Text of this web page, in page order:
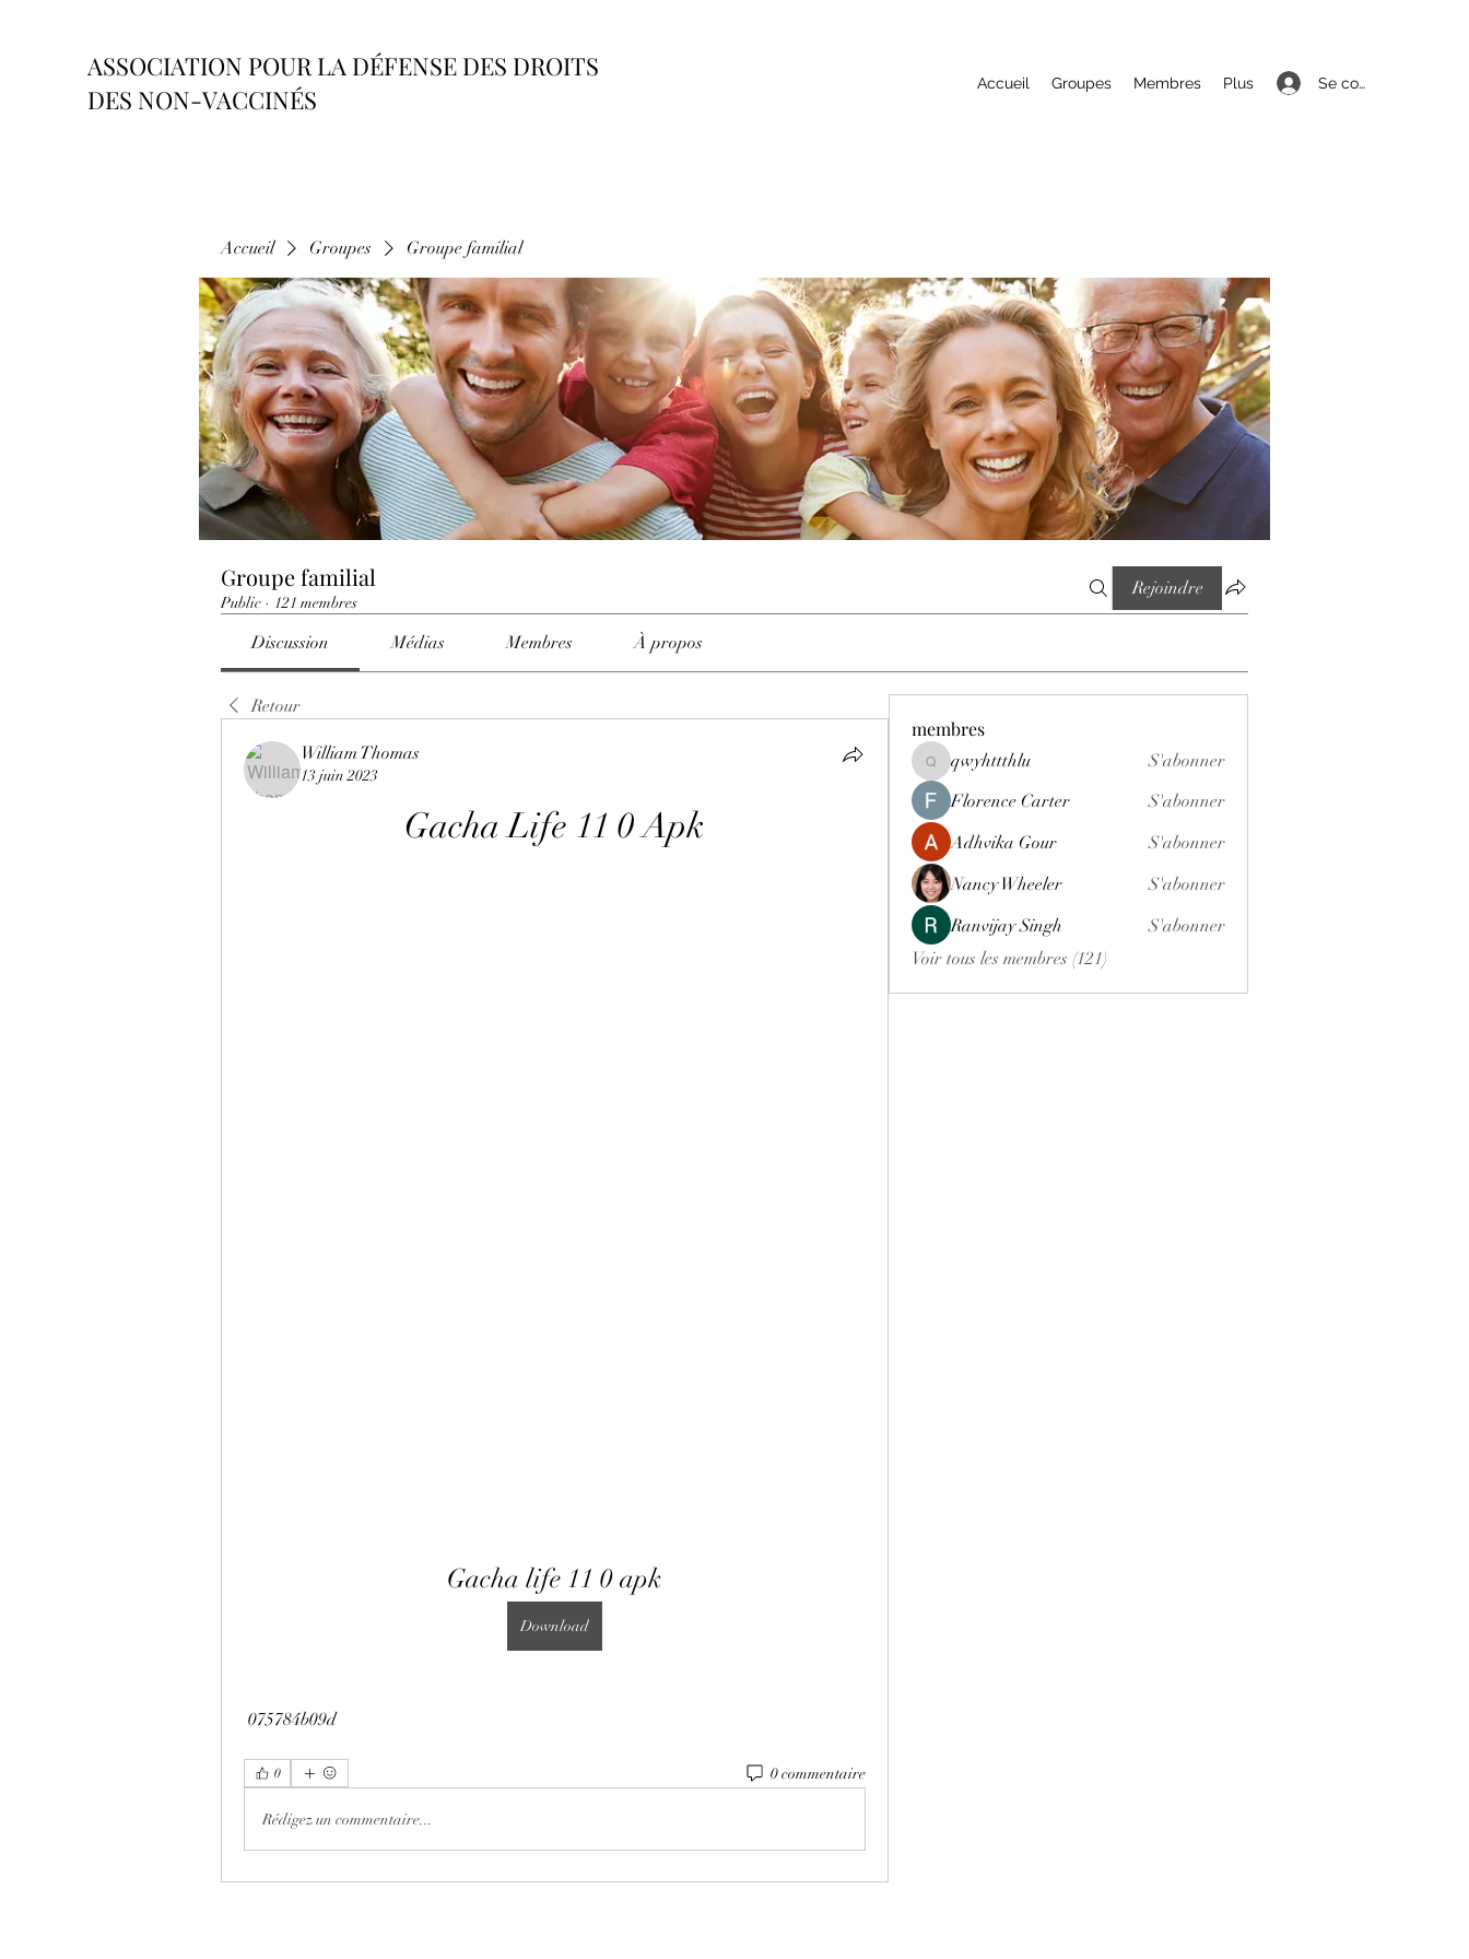
ASSOCIATION POUR LA DÉFENSE DES DROITS
DES NON-VACCINÉS
Accueil Groupes Membres Plus Se connecter
Accueil Groupes Groupe familial
Groupe familial
Public · 121 membres
Rejoindre
Discussion Médias Membres À propos
Retour
William Thomas
13 juin 2023
Gacha Life 11 0 Apk
Gacha life 11 0 apk
Download
075784b09d
0 0 commentaire
Rédigez un commentaire...
membres
qwyhttthlu
qwyhttthlu
S'abonner
Florence Carter
S'abonner
Adhvika Gour
S'abonner
Nancy Wheeler
S'abonner
Ranvijay Singh
S'abonner
Voir tous les membres (121)